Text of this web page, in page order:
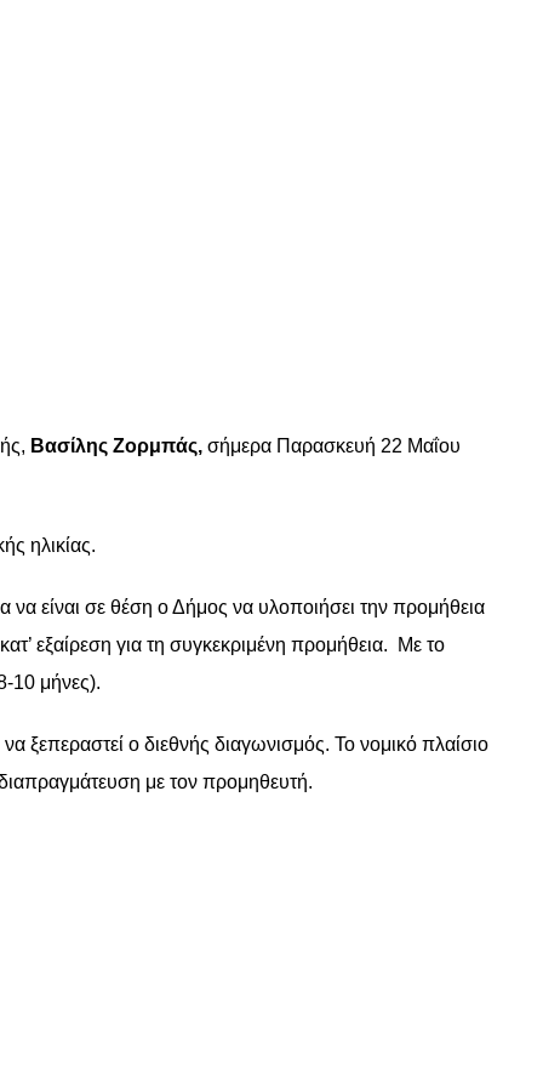
Βασίλης Ζορμπάς, σήμερα Παρασκευή 22 Μαΐου
ηλικίας.
είναι σε θέση ο Δήμος να υλοποιήσει την προμήθεια
εξαίρεση για τη συγκεκριμένη προμήθεια. Με το
10 μήνες).
ο διεθνής διαγωνισμός. Το νομικό πλαίσιο
με τον προμηθευτή.